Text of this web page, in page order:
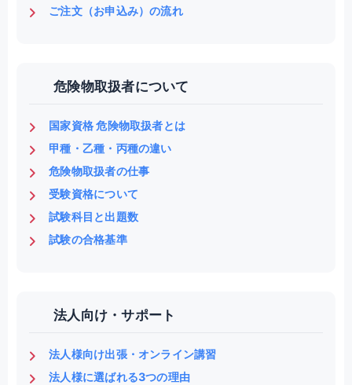
ご注文（お申込み）の流れ
危険物取扱者について
国家資格 危険物取扱者とは
甲種・乙種・丙種の違い
危険物取扱者の仕事
受験資格について
試験科目と出題数
試験の合格基準
法人向け・サポート
法人様向け出張・オンライン講習
法人様に選ばれる3つの理由